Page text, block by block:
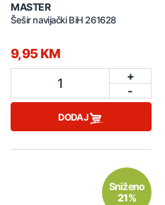
MASTER
Šešir navijački BiH 261628
9,95 KM
1
+
-
DODAJ
Sniženo
21%